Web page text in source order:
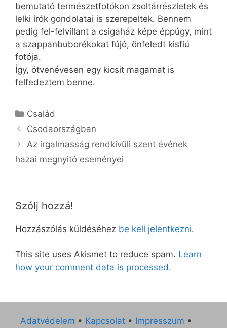
bemutató természetfotókon zsoltárrészletek és
lelki írók gondolatai is szerepeltek. Bennem
pedig fel-felvillant a csigaház képe épp­úgy, mint
a szappanbuborékokat fújó, önfeledt kisfiú
fotója.
Így, ötvenévesen egy kicsit magamat is
felfedeztem benne.
Kategória
Család
Csodaországban
Az irgalmasság rendkívüli szent évének
hazai megnyitó eseményei
Szólj hozzá!
Hozzászólás küldéséhez be kell jelentkezni.
This site uses Akismet to reduce spam. Learn
how your comment data is processed.
Adatvédelem • Kapcsolat • Impresszum •